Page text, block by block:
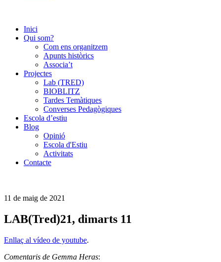
Inici
Qui som?
Com ens organitzem
Apunts històrics
Associa’t
Projectes
Lab (TRED)
BIOBLITZ
Tardes Temàtiques
Converses Pedagògiques
Escola d’estiu
Blog
Opinió
Escola d'Estiu
Activitats
Contacte
11 de maig de 2021
LAB(Tred)21, dimarts 11
Enllaç al vídeo de youtube.
Comentaris de Gemma Heras: